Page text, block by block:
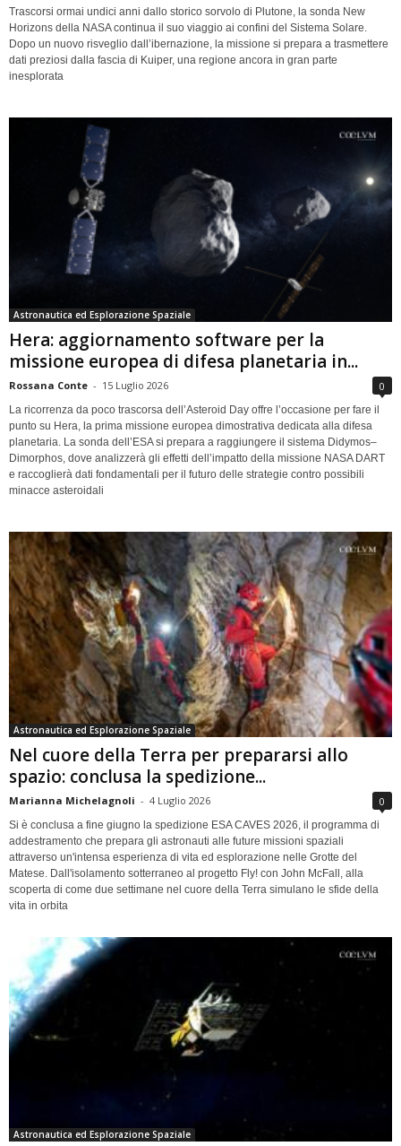
Trascorsi ormai undici anni dallo storico sorvolo di Plutone, la sonda New
Horizons della NASA continua il suo viaggio ai confini del Sistema Solare.
Dopo un nuovo risveglio dall’ibernazione, la missione si prepara a trasmettere
dati preziosi dalla fascia di Kuiper, una regione ancora in gran parte
inesplorata
Astronautica ed Esplorazione Spaziale
Hera: aggiornamento software per la
missione europea di difesa planetaria in...
Rossana Conte - 15 Luglio 2026 0
La ricorrenza da poco trascorsa dell’Asteroid Day offre l’occasione per fare il
punto su Hera, la prima missione europea dimostrativa dedicata alla difesa
planetaria. La sonda dell’ESA si prepara a raggiungere il sistema Didymos–
Dimorphos, dove analizzerà gli effetti dell’impatto della missione NASA DART
e raccoglierà dati fondamentali per il futuro delle strategie contro possibili
minacce asteroidali
Astronautica ed Esplorazione Spaziale
Nel cuore della Terra per prepararsi allo
spazio: conclusa la spedizione...
Marianna Michelagnoli - 4 Luglio 2026 0
Si è conclusa a fine giugno la spedizione ESA CAVES 2026, il programma di
addestramento che prepara gli astronauti alle future missioni spaziali
attraverso un'intensa esperienza di vita ed esplorazione nelle Grotte del
Matese. Dall'isolamento sotterraneo al progetto Fly! con John McFall, alla
scoperta di come due settimane nel cuore della Terra simulano le sfide della
vita in orbita
Astronautica ed Esplorazione Spaziale